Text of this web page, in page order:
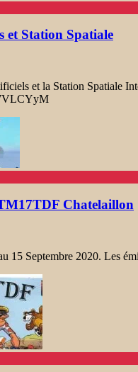
et Station Spatiale
et la Station Spatiale
Chatelaillon
15 Septembre 2020. Les